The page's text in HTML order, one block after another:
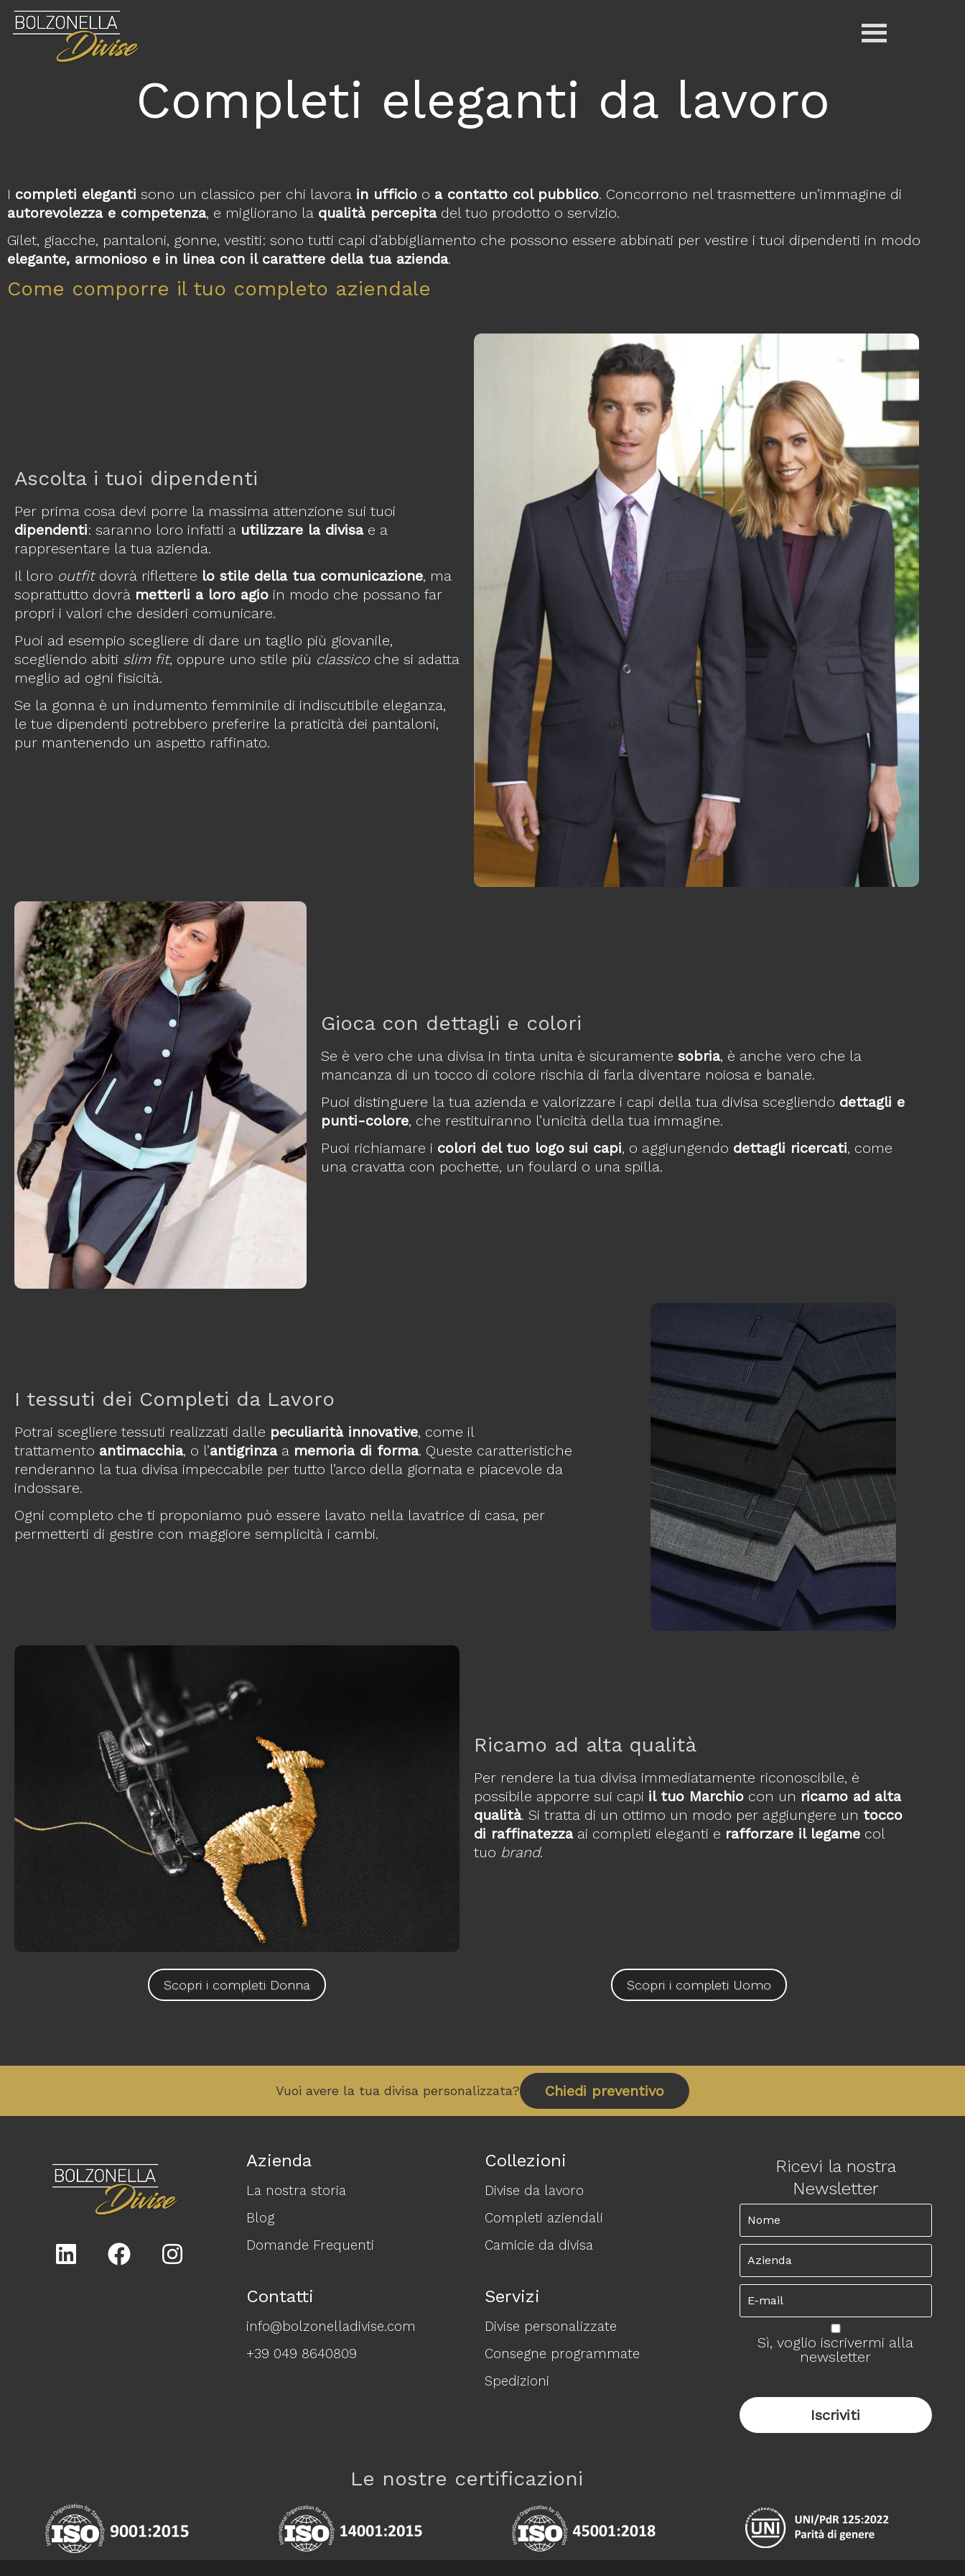
Completi eleganti da lavoro
I completi eleganti sono un classico per chi lavora in ufficio o a contatto col pubblico. Concorrono nel trasmettere un’immagine di
autorevolezza e competenza, e migliorano la qualità percepitadel tuo prodotto o servizio.
Gilet, giacche, pantaloni, gonne, vestiti: sono tutti capi d’abbigliamento che possono essere abbinati per vestire i tuoi dipendenti in modo
elegante, armonioso e in linea con il carattere della tua azienda.
Come comporre il tuo completo aziendale
Ascolta i tuoi dipendenti
Per prima cosa devi porre la massima attenzione sui tuoi
dipendenti: saranno loro infatti a utilizzare la divisae a
rappresentare la tua azienda.
Il loro outfit dovrà riflettere lo stile della tua comunicazione, ma
soprattutto dovrà metterli a loro agio in modo che possano far
propri i valori che desideri comunicare.
Puoi ad esempio scegliere di dare un taglio più giovanile,
scegliendo abiti slim fit, oppure uno stile più classico che si adatta
meglio ad ogni fisicità.
Se la gonna è un indumento femminile di indiscutibile eleganza,
le tue dipendenti potrebbero preferire la praticità dei pantaloni,
pur mantenendo un aspetto raffinato.
Gioca con dettagli e colori
Se è vero che una divisa in tinta unita è sicuramente sobria, è anche vero che la
mancanza di un tocco di colore rischia di farla diventare noiosa e banale.
Puoi distinguere la tua azienda e valorizzare i capi della tua divisa scegliendo dettagli e
punti-colore, che restituiranno l’unicità della tua immagine.
Puoi richiamare i colori del tuo logo sui capi, o aggiungendo dettagli ricercati, come
una cravatta con pochette, un foulard o una spilla.
I tessuti dei Completi da Lavoro
Potrai scegliere tessuti realizzati dalle peculiarità innovative, come il
trattamento antimacchia, o l’antigrinzaa memoria di forma. Queste caratteristiche
renderanno la tua divisa impeccabile per tutto l’arco della giornata e piacevole da
indossare.
Ogni completo che ti proponiamo può essere lavato nella lavatrice di casa, per
permetterti di gestire con maggiore semplicità i cambi.
Ricamo ad alta qualità
Per rendere la tua divisa immediatamente riconoscibile, è
possibile apporre sui capi il tuo Marchio con un ricamo ad alta
qualità. Si tratta di un ottimo un modo per aggiungere un tocco
di raffinatezzaai completi eleganti e rafforzare il legame col
tuo brand.
Scopri i completi Donna Scopri i completi Uomo
Vuoi avere la tua divisa personalizzata? Chiedi preventivo
Azienda
La nostra storia
Blog
Domande Frequenti
Contatti
info@bolzonelladivise.com
+39 049 8640809
Collezioni
Divise da lavoro
Completi aziendali
Camicie da divisa
Servizi
Divise personalizzate
Consegne programmate
Spedizioni
Ricevi la nostra
Newsletter
Sì, voglio iscrivermi alla
newsletter
Le nostre certificazioni